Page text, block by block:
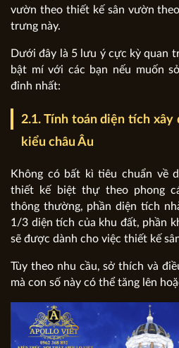
vườn theo thiết kế sân vườn
trưng này.
Dưới đây là 5 lưu ý cực kỳ quan
bật mí với các bạn nếu muốn
đỉnh nhất:
2.1. Tính toán diện tích
kiểu châu Âu
Không có bất kì tiêu chuẩn về
thiết kế biệt thự theo phong
thông thường, phần diện tích
1/3 diện tích của khu đất, phần
sẽ được dành cho việc thiết kế
Tùy theo nhu cầu, sở thích và
mà con số này có thể tăng lên